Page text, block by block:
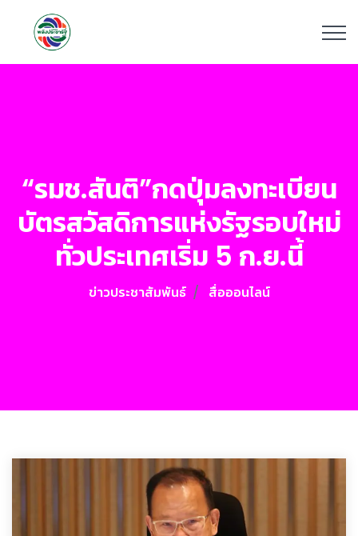
“รมช.สันติ”กดปุ่มลงทะเบียน
บัตรสวัสดิการแห่งรัฐรอบใหม่
ทั่วประเทศเริ่ม 5 ก.ย.นี้
ข่าวประชาสัมพันธ์ สื่อออนไลน์